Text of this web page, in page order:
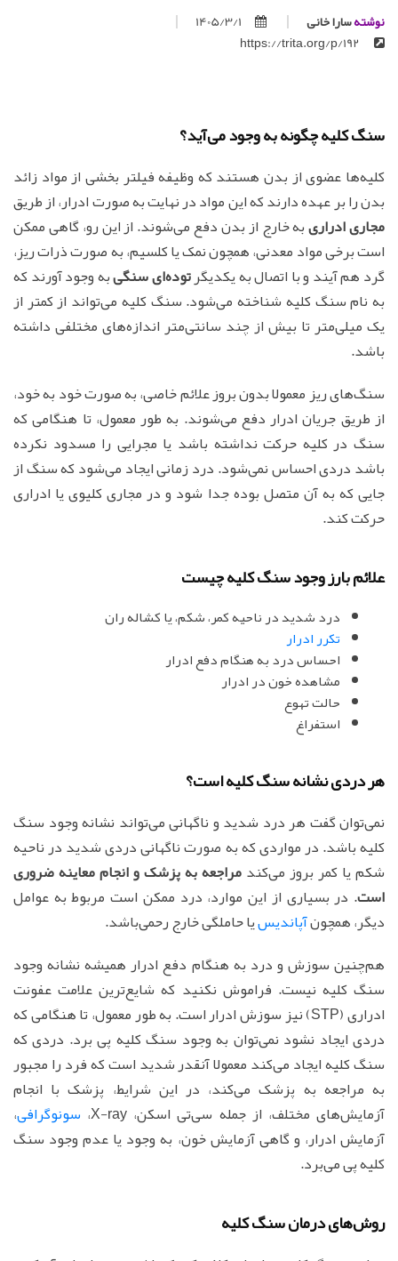
نوشتهسارا خانی
1405/3/1
سنگ کلیه چگونه به وجود می‌آید؟
کلیه‌ها عضوی از بدن هستند که وظیفه فیلتر بخشی از مواد زائد
بدن را بر عهده دارند که این مواد در نهایت به صورت ادرار، از طریق
مجاری ادراریبه خارج از بدن دفع می‌شوند. از این رو، گاهی ممکن
است برخی مواد معدنی، همچون نمک یا کلسیم، به صورت ذرات ریز،
گرد هم آیند و با اتصال به یکدیگرتوده‌ای سنگیبه وجود آورند که
به نام سنگ کلیه شناخته می‌شود. سنگ کلیه می‌تواند از کمتر از
یک میلی‌متر تا بیش از چند سانتی‌متر اندازه‌های مختلفی داشته
باشد.
سنگ‌های ریز معمولا بدون بروز علائم خاصی، به صورت خود به خود،
از طریق جریان ادرار دفع می‌شوند. به طور معمول، تا هنگامی که
سنگ در کلیه حرکت نداشته باشد یا مجرایی را مسدود نکرده
باشد دردی احساس نمی‌شود. درد زمانی ایجاد می‌شود که سنگ از
جایی که به آن متصل بوده جدا شود و در مجاری کلیوی یا ادراری
حرکت کند.
علائم بارز وجود سنگ کلیه چیست
درد شدید در ناحیه کمر، شکم، یا کشاله ران
تکرر ادرار
احساس درد به هنگام دفع ادرار
مشاهده خون در ادرار
حالت تهوع
استفراغ
هر دردی نشانه سنگ کلیه است؟
نمی‌توان گفت هر درد شدید و ناگهانی می‌تواند نشانه وجود سنگ
کلیه باشد. در مواردی که به صورت ناگهانی دردی شدید در ناحیه
شکم یا کمر بروز می‌کندمراجعه به پزشک و انجام معاینه ضروری
است. در بسیاری از این موارد، درد ممکن است مربوط به عوامل
دیگر، همچونآپاندیسیا حاملگی خارج رحمی‌باشد.
هم‌چنین سوزش و درد به هنگام دفع ادرار همیشه نشانه وجود
سنگ کلیه نیست. فراموش نکنید که شایع‌ترین علامت عفونت
ادراری (STP) نیز سوزش ادرار است. به طور معمول، تا هنگامی که
دردی ایجاد نشود نمی‌توان به وجود سنگ کلیه پی برد. دردی که
سنگ کلیه ایجاد می‌کند معمولا آنقدر شدید است که فرد را مجبور
به مراجعه به پزشک می‌کند، در این شرایط، پزشک با انجام
آزمایش‌های مختلف، از جمله سی‌تی اسکن، X-ray،
سونوگرافی،
آزمایش ادرار، و گاهی آزمایش خون، به وجود یا عدم وجود سنگ
کلیه پی می‌برد.
روش‌های درمان سنگ کلیه